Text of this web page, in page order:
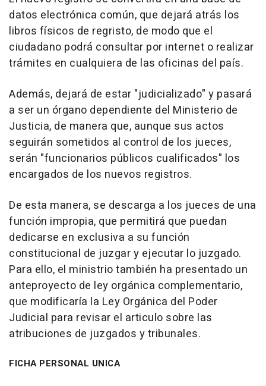
datos electrónica común, que dejará atrás los
libros físicos de regristo, de modo que el
ciudadano podrá consultar por internet o realizar
trámites en cualquiera de las oficinas del país.
Además, dejará de estar "judicializado" y pasará
a ser un órgano dependiente del Ministerio de
Justicia, de manera que, aunque sus actos
seguirán sometidos al control de los jueces,
serán "funcionarios públicos cualificados" los
encargados de los nuevos registros.
De esta manera, se descarga a los jueces de una
función impropia, que permitirá que puedan
dedicarse en exclusiva a su función
constitucional de juzgar y ejecutar lo juzgado.
Para ello, el ministrio también ha presentado un
anteproyecto de ley orgánica complementario,
que modificaría la Ley Orgánica del Poder
Judicial para revisar el articulo sobre las
atribuciones de juzgados y tribunales.
FICHA PERSONAL UNICA